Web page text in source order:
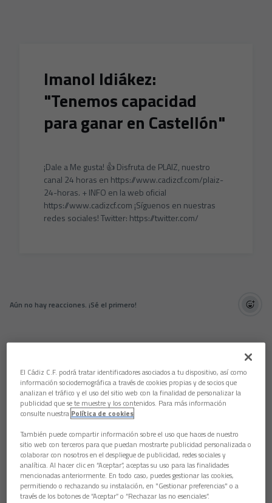
Imanol Idiákez:
"Tenemos capacidad
para ganar en Castellón"
¡Dale a Me gusta! 👍 Disfruta de PLAIZ, nuestro
canal 24 horas en https://www.cadizcf.com/plaiz-
24-horas. + INFO en la web oficial
https://www.cadizcf.com ¡Síguenos en nuestras
redes sociales! Twitter: https://twitter.com/
Aún no hay reacciones. ¡Sé el primero!
El Cádiz C.F. podrá tratar identificadores asociados a tu dispositivo, así como
información sociodemográfica a través de cookies propias y de socios que
analizan el tráfico y el uso del sitio web con la finalidad de personalizar la
publicidad que se te muestre y los contenidos. Para más información
consulte nuestra Política de cookies
También puede compartir información sobre el uso que haces de nuestro
sitio web con terceros para que puedan mostrarte publicidad personalizada o
colaborar con nosotros en el despliegue de publicidad, redes sociales y
analítica. Al hacer clic en “Aceptar”, aceptas su uso para las finalidades
mencionadas anteriormente. En todo caso, puedes gestionar las cookies,
permitiendo o rechazando su instalación, en "Gestionar preferencias" o a
través de los botones de “Aceptar” o “Rechazar las no esenciales”.